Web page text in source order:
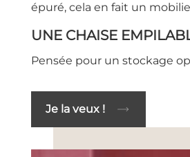
épuré, cela en fait un
UNE CHAISE
Pensée pour un stockage
Je la veux !